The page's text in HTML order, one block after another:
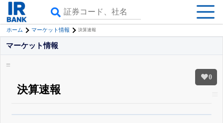
ホーム マーケット情報 決算速報
0
マーケット情報
決算速報